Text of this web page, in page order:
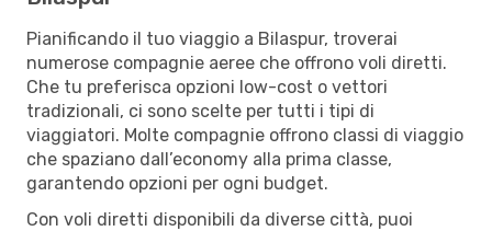
Pianificando il tuo viaggio a Bilaspur, troverai
numerose compagnie aeree che offrono voli diretti.
Che tu preferisca opzioni low-cost o vettori
tradizionali, ci sono scelte per tutti i tipi di
viaggiatori. Molte compagnie offrono classi di viaggio
che spaziano dall’economy alla prima classe,
garantendo opzioni per ogni budget.
Con voli diretti disponibili da diverse città, puoi